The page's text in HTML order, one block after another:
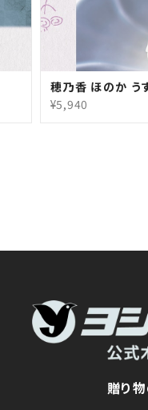
穂乃香 ほのか う
¥5,940
贈り